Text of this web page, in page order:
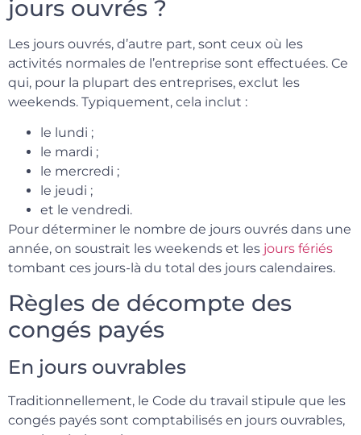
jours ouvrés ?
Les jours ouvrés, d’autre part, sont ceux où les
activités normales de l’entreprise sont effectuées. Ce
qui, pour la plupart des entreprises, exclut les
weekends. Typiquement, cela inclut :
le lundi ;
le mardi ;
le mercredi ;
le jeudi ;
et le vendredi.
Pour déterminer le nombre de jours ouvrés dans une
année, on soustrait les weekends et les jours fériés
tombant ces jours-là du total des jours calendaires.
Règles de décompte des
congés payés
En jours ouvrables
Traditionnellement, le Code du travail stipule que les
congés payés sont comptabilisés en jours ouvrables,